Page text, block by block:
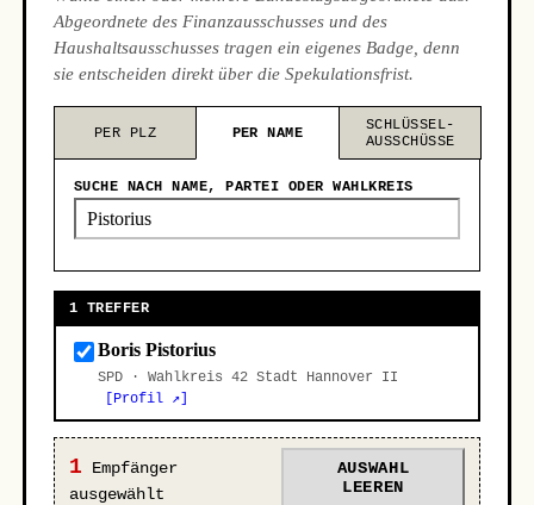
Abgeordnete des Finanzausschusses und des
Haushaltsausschusses tragen ein eigenes Badge, denn
sie entscheiden direkt über die Spekulationsfrist.
PER PLZ PER NAME
SCHLÜSSEL-
AUSSCHÜSSE
SUCHE NACH NAME, PARTEI ODER WAHLKREIS
1 TREFFER
Boris Pistorius
SPD · Wahlkreis 42 Stadt Hannover II
[Profil ↗]
1 Empfänger
ausgewählt
AUSWAHL
LEEREN